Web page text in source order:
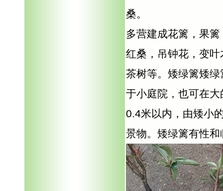
桑。
多营建成花篱，果
红桑，吊钟花，变
茶树等。矮绿篱矮
于小庭院，也可在
0.4米以内，由矮小
景物。矮绿篱有性